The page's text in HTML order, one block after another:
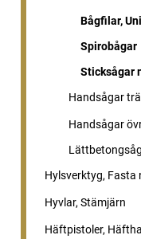
Bågfilar,
Spirobågar
Sticksågar
Handsågar trä
Handsågar
Hylsverktyg, Fasta
Hyvlar, Stämjärn
Häftpistoler,